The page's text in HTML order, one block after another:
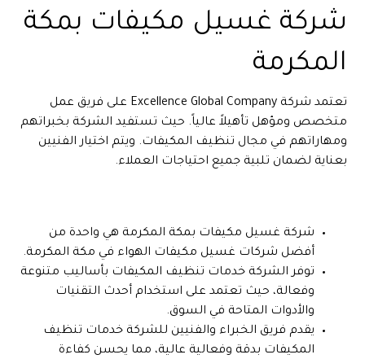
شركة غسيل مكيفات بمكة
المكرمة
تعتمد شركة Excellence Global Company على فريق عمل
متخصص ومؤهل تأهيلاً عالياً. حيث تستفيد الشركة بخبراتهم
ومهاراتهم في مجال تنظيف المكيفات. ويتم اختيار الفنيين
بعناية لضمان تلبية جميع احتياجات العملاء.
شركة غسيل مكيفات بمكة المكرمة هي واحدة من
أفضل شركات غسيل مكيفات الهواء في مكة المكرمة.
توفر الشركة خدمات تنظيف المكيفات بأساليب متنوعة
وفعالة، حيث تعتمد على استخدام أحدث التقنيات
والأدوات المتاحة في السوق.
يقدم فريق الخبراء والفنيين للشركة خدمات تنظيف
المكيفات بدقة وفعالية عالية، مما يحسن كفاءة